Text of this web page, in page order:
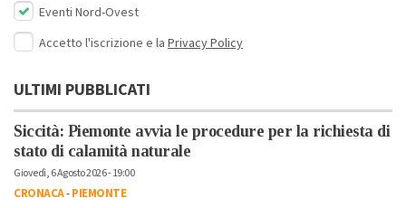
Eventi Nord-Ovest
Accetto l'iscrizione e la Privacy Policy
ULTIMI PUBBLICATI
Siccità: Piemonte avvia le procedure per la richiesta di
stato di calamità naturale
Giovedì, 6 Agosto 2026 - 19:00
CRONACA-PIEMONTE